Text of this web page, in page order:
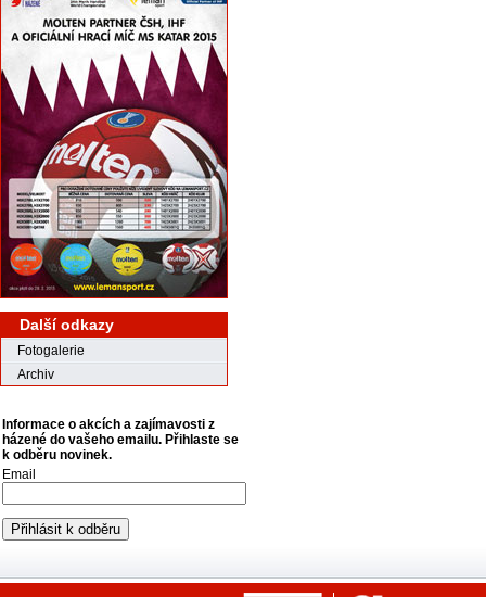
Další odkazy
Fotogalerie
Archiv
Informace o akcích a zajímavosti z
házené do vašeho emailu. Přihlaste se
k odběru novinek.
Email